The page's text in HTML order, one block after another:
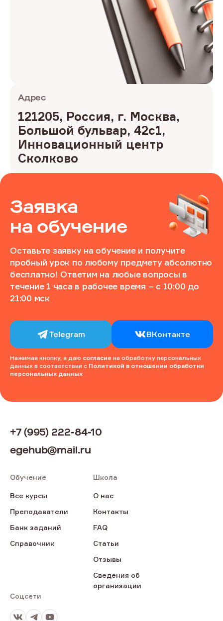
Адрес
121205, Россия, г. Москва,
Большой бульвар, 42с1,
Инновационный центр
Сколково
Заявка
на обучение
Оставьте заявку на обучение и получите
пробный урок по любому предмету абсолютно
бесплатно! Ответим на любые вопросы в
течение 1 часа в рабочее время – с 10:00 до
21:00 мск
Telegram ВКонтакте
Нажимая кнопку, я даю согласие на обработку персональных
данных в соответствии с Политикой в отношении обработки
персональных данных
+7 (995) 222-84-10
egehub@mail.ru
Обучение
Все курсы
Преподаватели
Банк заданий
Справочник
Школа
О нас
Контакты
FAQ
Статьи
Отзывы
Сведения об
организации
Соцсети